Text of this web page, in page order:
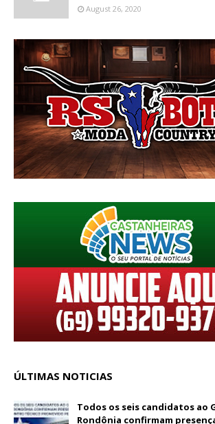
August 26, 2020
ÚLTIMAS NOTICIAS
Todos os seis candidatos ao
Rondônia confirmam